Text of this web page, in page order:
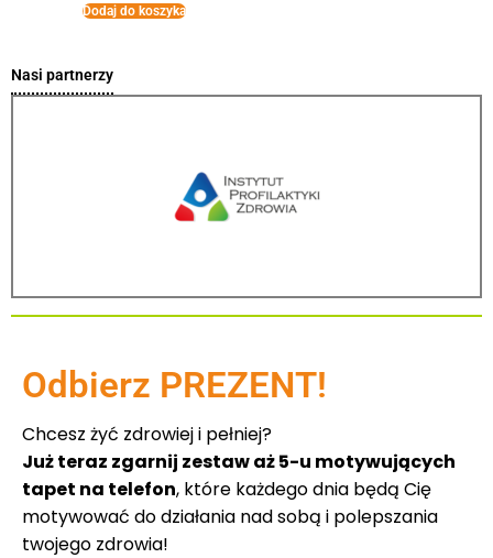
Dodaj do koszyka
Nasi partnerzy
Odbierz PREZENT!
Chcesz żyć zdrowiej i pełniej?
Już teraz zgarnij zestaw aż 5-u motywujących
tapet na telefon, które każdego dnia będą Cię
motywować do działania nad sobą i polepszania
twojego zdrowia!